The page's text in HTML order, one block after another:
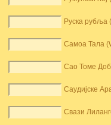
Руска рубља
Самоа Тала
Сао Томе
Саудијске
Свази